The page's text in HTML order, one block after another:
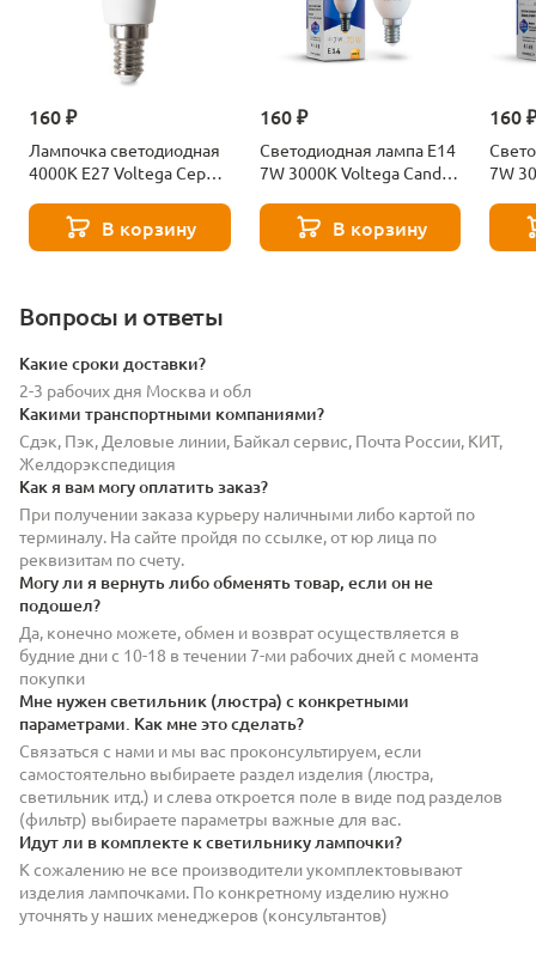
160 ₽
Лампочка светодиодная
4000К Е27 Voltega Серия
В корзину
160 ₽
Светодиодная лампа E14
7W 3000K Voltega Candle
В корзину
160
7W
Вопросы и ответы
Какие сроки доставки?
2-3 рабочих дня Москва и обл
Какими транспортными компаниями?
Сдэк, Пэк, Деловые линии, Байкал сервис, Почта России, КИТ,
Желдорэкспедиция
Как я вам могу оплатить заказ?
При получении заказа курьеру наличными либо картой по
терминалу. На сайте пройдя по ссылке, от юр лица по
реквизитам по счету.
Могу ли я вернуть либо обменять товар, если он не
подошел?
Да, конечно можете, обмен и возврат осуществляется в
будние дни с 10-18 в течении 7-ми рабочих дней с момента
покупки
Мне нужен светильник (люстра) с конкретными
параметрами. Как мне это сделать?
Связаться с нами и мы вас проконсультируем, если
самостоятельно выбираете раздел изделия (люстра,
светильник итд.) и слева откроется поле в виде под разделов
(фильтр) выбираете параметры важные для вас.
Идут ли в комплекте к светильнику лампочки?
К сожалению не все производители укомплектовывают
изделия лампочками. По конкретному изделию нужно
уточнять у наших менеджеров (консультантов)